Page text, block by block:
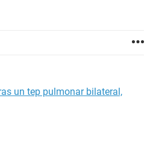
un tep pulmonar bilateral,